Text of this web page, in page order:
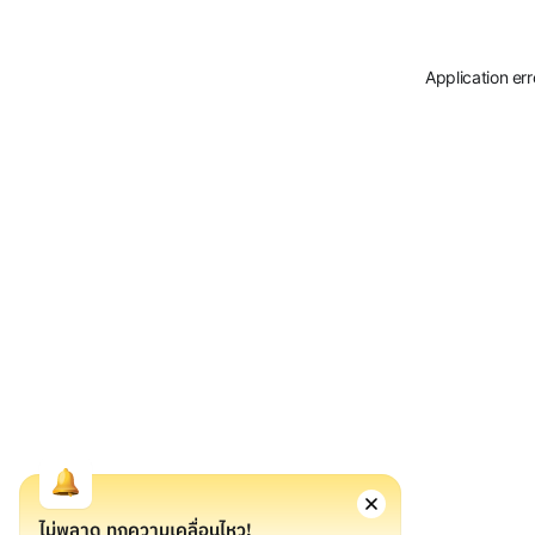
Application